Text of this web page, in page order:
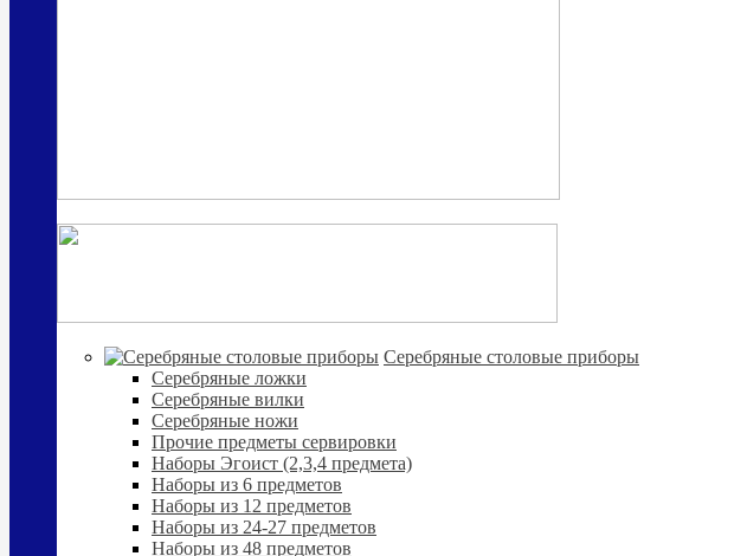
Cеребряные столовые приборы
Серебряные ложки
Серебряные вилки
Серебряные ножи
Прочие предметы сервировки
Наборы Эгоист (2,3,4 предмета)
Наборы из 6 предметов
Наборы из 12 предметов
Наборы из 24-27 предметов
Наборы из 48 предметов